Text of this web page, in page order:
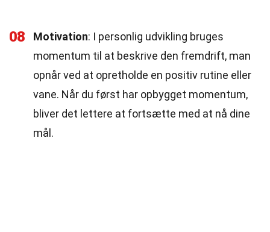
08 Motivation: I personlig udvikling bruges
momentum til at beskrive den fremdrift, man
opnår ved at opretholde en positiv rutine eller
vane. Når du først har opbygget momentum,
bliver det lettere at fortsætte med at nå dine
mål.